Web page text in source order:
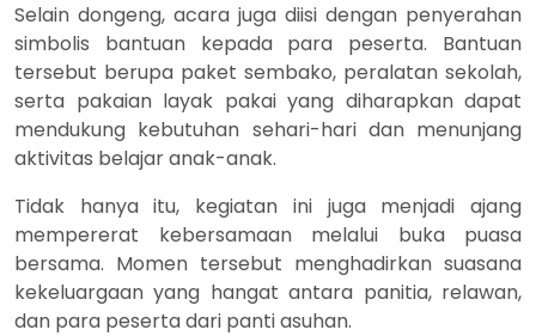
Selain dongeng, acara juga diisi dengan penyerahan
simbolis bantuan kepada para peserta. Bantuan
tersebut berupa paket sembako, peralatan sekolah,
serta pakaian layak pakai yang diharapkan dapat
mendukung kebutuhan sehari-hari dan menunjang
aktivitas belajar anak-anak.
Tidak hanya itu, kegiatan ini juga menjadi ajang
mempererat kebersamaan melalui buka puasa
bersama. Momen tersebut menghadirkan suasana
kekeluargaan yang hangat antara panitia, relawan,
dan para peserta dari panti asuhan.